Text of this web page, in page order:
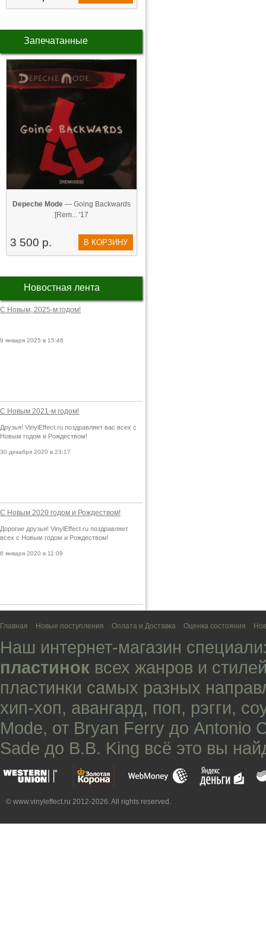
Запечатанные
Depeche Mode — Going Backwards
[Rem... '17
3 500 р. В КОРЗИНУ
Новостная лента
С Новым, 2025-м годом!
9 января 2025 в 15:46
С Новым 2021-м годом!
Друзья! VinylEffect.ru поздравляет вас всех с
Новым годом и Рождеством!
30 декабря 2020 в 23:17
С Новым 2020 годом и Рождеством!
Дорогие друзья! VinylEffect.ru поздравляет
всех с Новым годом и Рождеством!
6 января 2020 в 11:09
Главная Новые поступления Оплата и Доставка Оценка состояния
Наш интернет-магазин
пластинок всех жанров и
пластинки самых разных
хип-хоп, авангард, поп, рэгги,
Mode, от Bryan Ferry до Antonio
Sade до B.B. King всё это вы
© www.vinyleffect.ru 2012-2026. All rights reserved.